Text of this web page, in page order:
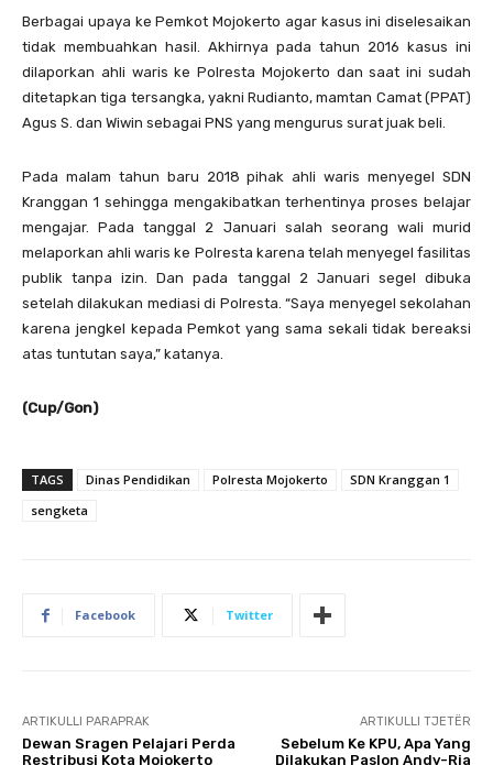
Berbagai upaya ke Pemkot Mojokerto agar kasus ini diselesaikan
tidak membuahkan hasil. Akhirnya pada tahun 2016 kasus ini
dilaporkan ahli waris ke Polresta Mojokerto dan saat ini sudah
ditetapkan tiga tersangka, yakni Rudianto, mamtan Camat (PPAT)
Agus S. dan Wiwin sebagai PNS yang mengurus surat juak beli.
Pada malam tahun baru 2018 pihak ahli waris menyegel SDN
Kranggan 1 sehingga mengakibatkan terhentinya proses belajar
mengajar. Pada tanggal 2 Januari salah seorang wali murid
melaporkan ahli waris ke Polresta karena telah menyegel fasilitas
publik tanpa izin. Dan pada tanggal 2 Januari segel dibuka
setelah dilakukan mediasi di Polresta. “Saya menyegel sekolahan
karena jengkel kepada Pemkot yang sama sekali tidak bereaksi
atas tuntutan saya,” katanya.
(Cup/Gon)
TAGS Dinas Pendidikan Polresta Mojokerto
SDN Kranggan 1
sengketa
Facebook Twitter
ARTIKULLI PARAPRAK
Dewan Sragen Pelajari Perda
Restribusi Kota Mojokerto
ARTIKULLI TJETËR
Sebelum Ke KPU, Apa Yang
Dilakukan Paslon Andy-Ria